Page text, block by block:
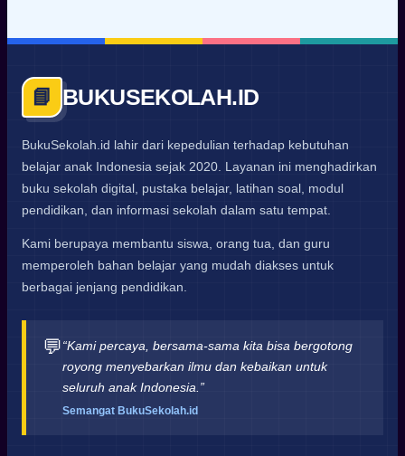
📘 BUKUSEKOLAH.ID
BukuSekolah.id lahir dari kepedulian terhadap kebutuhan
belajar anak Indonesia sejak 2020. Layanan ini menghadirkan
buku sekolah digital, pustaka belajar, latihan soal, modul
pendidikan, dan informasi sekolah dalam satu tempat.
Kami berupaya membantu siswa, orang tua, dan guru
memperoleh bahan belajar yang mudah diakses untuk
berbagai jenjang pendidikan.
💬“Kami percaya, bersama-sama kita bisa bergotong
royong menyebarkan ilmu dan kebaikan untuk
seluruh anak Indonesia.”
Semangat BukuSekolah.id